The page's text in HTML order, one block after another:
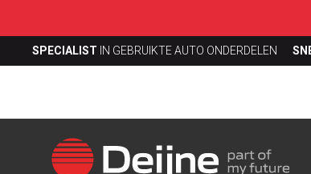
SPECIALIST IN GEBRUIKTE AUTO ONDERDELEN